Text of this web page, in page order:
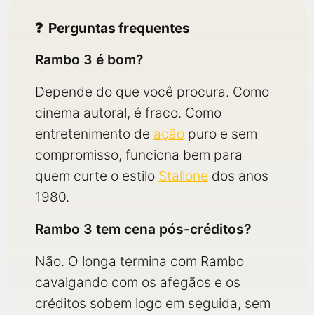
Perguntas frequentes
Rambo 3 é bom?
Depende do que você procura. Como
cinema autoral, é fraco. Como
entretenimento de ação puro e sem
compromisso, funciona bem para
quem curte o estilo Stallone dos anos
1980.
Rambo 3 tem cena pós-créditos?
Não. O longa termina com Rambo
cavalgando com os afegãos e os
créditos sobem logo em seguida, sem